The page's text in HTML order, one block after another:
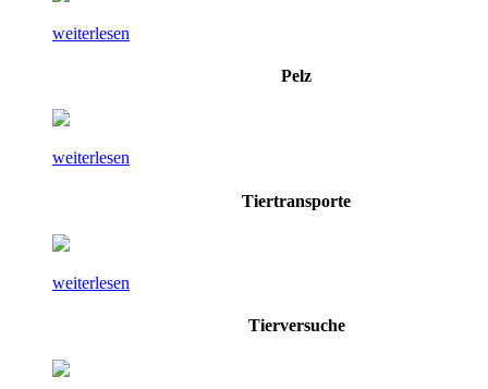
weiterlesen
Pelz
weiterlesen
Tiertransporte
weiterlesen
Tierversuche